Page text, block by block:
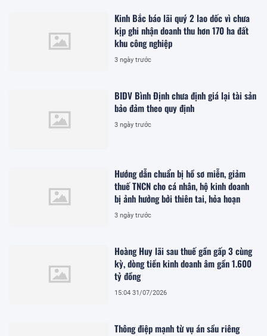
Kinh Bắc báo lãi quý 2 lao dốc vì chưa
kịp ghi nhận doanh thu hơn 170 ha đất
khu công nghiệp
3 ngày trước
BIDV Bình Định chưa định giá lại tài sản
bảo đảm theo quy định
3 ngày trước
Hướng dẫn chuẩn bị hồ sơ miễn, giảm
thuế TNCN cho cá nhân, hộ kinh doanh
bị ảnh hưởng bởi thiên tai, hỏa hoạn
3 ngày trước
Hoàng Huy lãi sau thuế gần gấp 3 cùng
kỳ, dòng tiền kinh doanh âm gần 1.600
tỷ đồng
15:04 31/07/2026
Thông điệp mạnh từ vụ án sầu riêng